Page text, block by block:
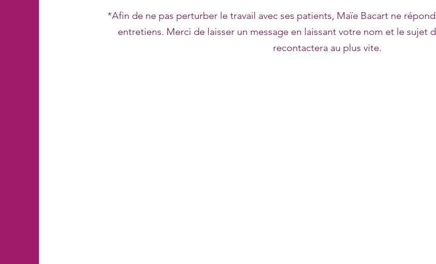
*Afin de ne pas perturber le travail avec ses patients, Maïe Bacart ne
entretiens. Merci de laisser un message en laissant votre nom et le sujet
recontactera au plus vite.